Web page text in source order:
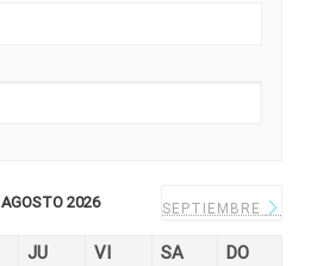
AGOSTO 2026 SEPTIEMBRE
JU VI SA DO